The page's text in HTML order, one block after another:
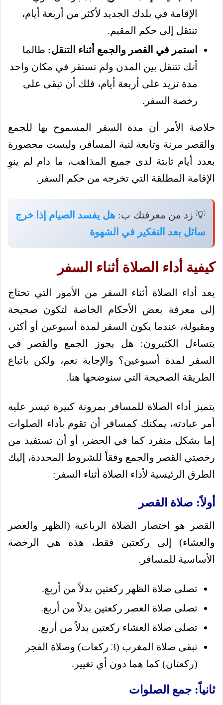
الإقامة في بلدك الجديد لأكثر من أربعة أيام،
تنتقل إلى حكم المقيم.
استمر في القصر والجمع أثناء التنقل: طالما
أنك تتنقل بين المدن ولم تستقر في مكان واحد
مدة تزيد على أربعة أيام، فلك أن تبقى على
رخصة السفر.
خلاصة الأمر أن مدة السفر المسموح بها للجمع
والقصر مرنة وتابعة لنية المسافر، وليست محصورة
بعدد أيام ثابتة لدى جميع المذاهب، ما دام لم ينوِ
الإقامة المطلقة التي تخرجه من حكم السفر.
💡 زد من معرفتك ب: هل يفسد الصيام إذا خرج
سائل بعد التفكير في الشهوة
كيفية أداء الصلاة أثناء السفر
يعد أداء الصلاة أثناء السفر من الأمور التي تحتاج
إلى معرفة بعض الأحكام الخاصة لتكون صحيحة
ومقبولة، عندما يكون السفر لمدة أسبوعين أو أكثر،
يتساءل الكثيرون: هل يجوز الجمع والقصر في
السفر لمدة أسبوعين؟ والإجابة نعم، ولكن باتباع
الطريقة الصحيحة التي سنوضحها هنا.
يتميز أداء الصلاة للمسافر بمرونة كبيرة تيسر عليه
أمر عبادته، يمكنك كمسافر أن تقوم بأداء الصلوات
إما بشكل منفرد كما في الحضر، أو أن تستفيد من
رخصتي القصر والجمع وفقاً للشروط المحددة، إليك
الطرق الرئيسية لأداء الصلاة أثناء السفر:
أولاً: صلاة القصر
القصر هو اختصار الصلاة الرباعية (الظهر والعصر
والعشاء) إلى ركعتين فقط، هذه هي الرخصة
الأساسية للمسافر.
تصلى صلاة الظهر ركعتين بدلاً من أربع.
تصلى صلاة العصر ركعتين بدلاً من أربع.
تصلى صلاة العشاء ركعتين بدلاً من أربع.
تبقى صلاة المغرب (3 ركعات) وصلاة الفجر
(ركعتان) كما هما دون أي تغيير.
ثانياً: جمع الصلوات